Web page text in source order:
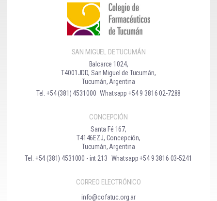
SAN MIGUEL DE TUCUMÁN
Balcarce 1024,
T4001JDD, San Miguel de Tucumán,
Tucumán, Argentina
Tel. +54 (381) 4531000 Whatsapp +54 9 3816 02-7288
CONCEPCIÓN
Santa Fé 167,
T4146EZJ, Concepción,
Tucumán, Argentina
Tel. +54 (381) 4531000 - int 213 Whatsapp +54 9 3816 03-5241
CORREO ELECTRÓNICO
info@cofatuc.org.ar